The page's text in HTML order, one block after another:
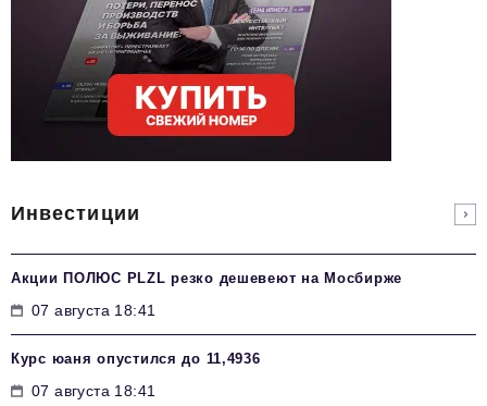
Инвестиции
Акции ПОЛЮС PLZL резко дешевеют на Мосбирже
07 августа 18:41
Курс юаня опустился до 11,4936
07 августа 18:41